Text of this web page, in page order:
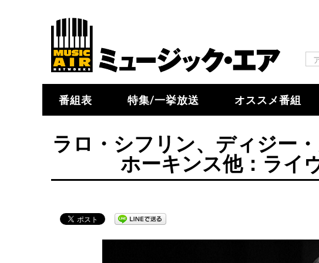
番組表 特集/一挙放送 オススメ番組
ラロ・シフリン、ディジー
ホーキンス他：ライ